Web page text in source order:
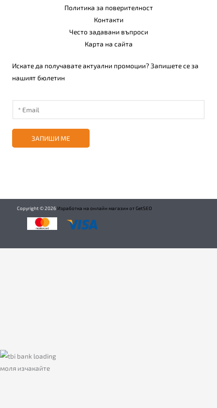
Политика за поверителност
Контакти
Често задавани въпроси
Карта на сайта
Искате да получавате актуални промоции? Запишете се за
нашият бюлетин
ЗАПИШИ МЕ
Copyright ©2026 Изработка на онлайн магазин от GetSEO
моля изчакайте